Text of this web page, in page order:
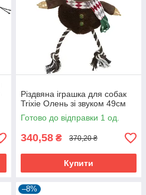
Різдвяна іграшка для собак
Trixie Олень зі звуком 49см
Готово до відправки 1 од.
340,58 ₴ 370,20 ₴
Купити
–8%